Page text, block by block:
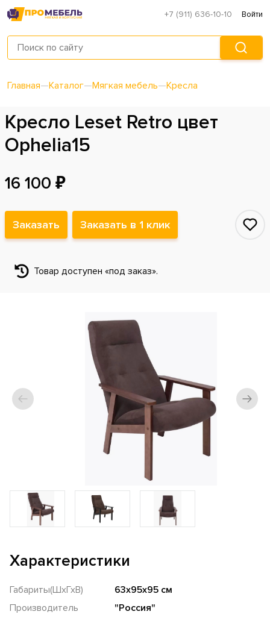
+7 (911) 636-10-10 Войти
Главная—Каталог—Мягкая мебель—Кресла
Кресло Leset Retro цвет
Ophelia15
16 100 ₽
Заказать Заказать в 1 клик
Товар доступен «под заказ».
Характеристики
Габариты(ШхГхВ)
63х95х95 см
Производитель
"Россия"